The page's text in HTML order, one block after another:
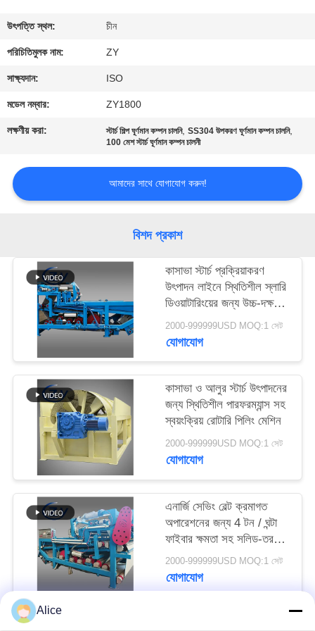
যোগাযোগ
করুন
খবর
উদ্ধৃতির
জন্য
সাইট
ম্যাপ
PRIVACY
POLICY
উৎপত্তি স্থল: চীন
পরিচিতিমুলক নাম: ZY
সাক্ষ্যদান: ISO
মডেল নম্বার: ZY1800
লক্ষণীয় করা: স্টার্চ শিল্প ঘূর্ণমান কম্পন চালনি,SS304 উপকরণ ঘূর্ণমান কম্পন চালনি,
100 মেশ স্টার্চ ঘূর্ণমান কম্পন চালনী
আমাদের সাথে যোগাযোগ করুন!
বিশদ প্রকাশ
কাসাভা স্টার্চ প্রক্রিয়াকরণ
উৎপাদন লাইনে স্থিতিশীল স্লারি
ডিওয়াটারিংয়ের জন্য উচ্চ-দক্ষতা
বেল্ট ডিহাইড্রেশন ফিল্টার
2000-999999USD MOQ:1 সেট
যোগাযোগ
কাসাভা ও আলুর স্টার্চ উৎপাদনের
জন্য স্থিতিশীল পারফরম্যান্স সহ
স্বয়ংক্রিয় রোটারি পিলিং মেশিন
2000-999999USD MOQ:1 সেট
যোগাযোগ
এনার্জি সেভিং বেল্ট ক্রমাগত
অপারেশনের জন্য 4 টন / ঘন্টা
ফাইবার ক্ষমতা সহ সলিড-তরল
বিচ্ছেদ ডিওয়াটারিং মেশিন
2000-999999USD MOQ:1 সেট
যোগাযোগ
Alice